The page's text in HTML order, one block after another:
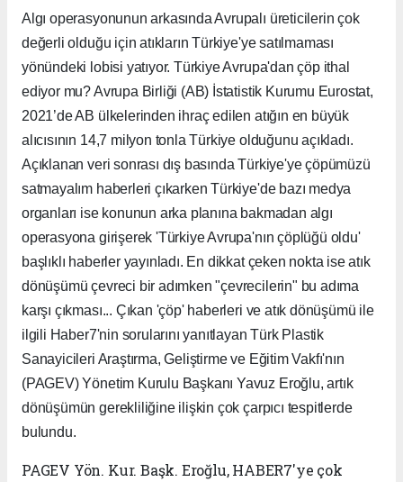
Algı operasyonunun arkasında Avrupalı üreticilerin çok
değerli olduğu için atıkların Türkiye'ye satılmaması
yönündeki lobisi yatıyor. Türkiye Avrupa'dan çöp ithal
ediyor mu? Avrupa Birliği (AB) İstatistik Kurumu Eurostat,
2021’de AB ülkelerinden ihraç edilen atığın en büyük
alıcısının 14,7 milyon tonla Türkiye olduğunu açıkladı.
Açıklanan veri sonrası dış basında Türkiye'ye çöpümüzü
satmayalım haberleri çıkarken Türkiye'de bazı medya
organları ise konunun arka planına bakmadan algı
operasyona girişerek 'Türkiye Avrupa'nın çöplüğü oldu'
başlıklı haberler yayınladı. En dikkat çeken nokta ise atık
dönüşümü çevreci bir adımken "çevrecilerin" bu adıma
karşı çıkması... Çıkan 'çöp' haberleri ve atık dönüşümü ile
ilgili Haber7'nin sorularını yanıtlayan Türk Plastik
Sanayicileri Araştırma, Geliştirme ve Eğitim Vakfı'nın
(PAGEV) Yönetim Kurulu Başkanı Yavuz Eroğlu, artık
dönüşümün gerekliliğine ilişkin çok çarpıcı tespitlerde
bulundu.
PAGEV Yön. Kur. Başk. Eroğlu, HABER7'ye çok